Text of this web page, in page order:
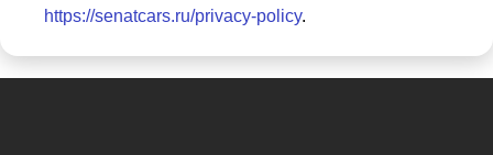
https://senatcars.ru/privacy-policy.